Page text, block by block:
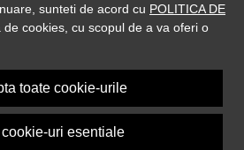
sunteti de acord cu POLITICA DE
de cookies, cu scopul de a va oferi o
toate cookie-urile
cookie-uri esentiale